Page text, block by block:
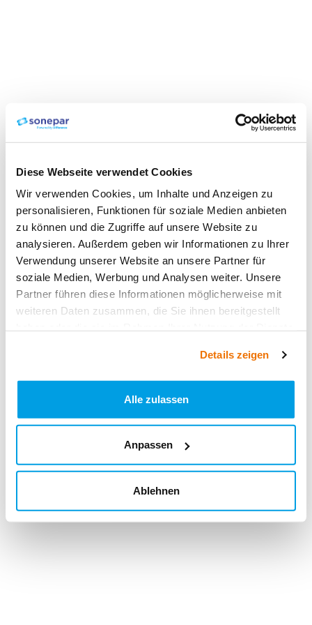
Diese Webseite verwendet Cookies
Wir verwenden Cookies, um Inhalte und Anzeigen zu
personalisieren, Funktionen für soziale Medien anbieten
zu können und die Zugriffe auf unsere Website zu
analysieren. Außerdem geben wir Informationen zu Ihrer
Verwendung unserer Website an unsere Partner für
soziale Medien, Werbung und Analysen weiter. Unsere
Partner führen diese Informationen möglicherweise mit
weiteren Daten zusammen, die Sie ihnen bereitgestellt
Details zeigen
Alle zulassen
Anpassen
Ablehnen